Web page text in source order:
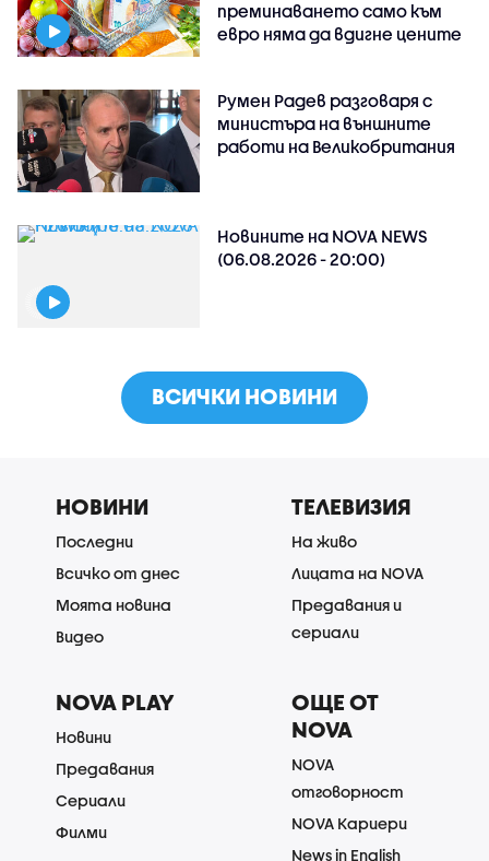
преминаването само към
евро няма да вдигне цените
Румен Радев разговаря с
министъра на външните
работи на Великобритания
Новините на NOVA NEWS
(06.08.2026 - 20:00)
ВСИЧКИ НОВИНИ
НОВИНИ
Последни
Всичко от днес
Моята новина
Видео
ТЕЛЕВИЗИЯ
На живо
Лицата на NOVA
Предавания и
сериали
NOVA PLAY
Новини
Предавания
Сериали
Филми
ОЩЕ ОТ
NOVA
NOVA
отговорност
NOVA Кариери
News in English